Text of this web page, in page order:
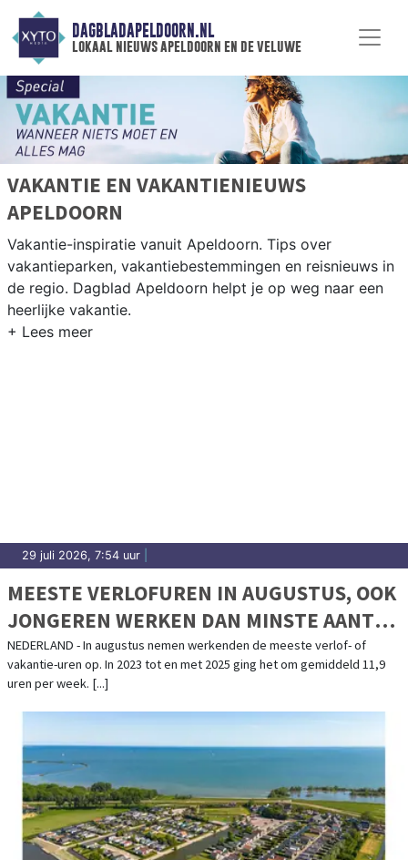
DAGBLADAPELDOORN.NL
lokaal nieuws apeldoorn en de veluwe
VAKANTIE EN VAKANTIENIEUWS
APELDOORN
Vakantie-inspiratie vanuit Apeldoorn. Tips over
vakantieparken, vakantiebestemmingen en reisnieuws in
de regio. Dagblad Apeldoorn helpt je op weg naar een
heerlijke vakantie.
29 juli 2026, 7:54 uur
MEESTE VERLOFUREN IN AUGUSTUS, OOK
JONGEREN WERKEN DAN MINSTE AANTAL
UREN
NEDERLAND - In augustus nemen werkenden de meeste verlof- of
vakantie-uren op. In 2023 tot en met 2025 ging het om gemiddeld 11,9
uren per week. [...]